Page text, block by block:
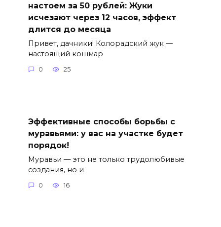
настоем за 50 рублей: Жуки
исчезают через 12 часов, эффект
длится до месяца
Привет, дачники! Колорадский жук —
настоящий кошмар
0 25
Эффективные способы борьбы с
муравьями: у вас на участке будет
порядок!
Муравьи — это не только трудолюбивые
создания, но и
0 16